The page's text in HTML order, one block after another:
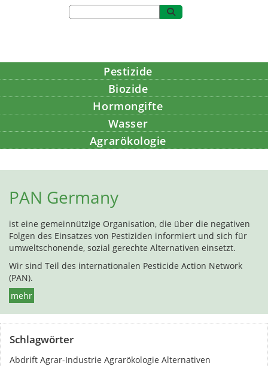
Pestizide
Biozide
Hormongifte
Wasser
Agrarökologie
PAN Germany
ist eine gemeinnützige Organisation, die über die negativen
Folgen des Einsatzes von Pestiziden informiert und sich für
umweltschonende, sozial gerechte Alternativen einsetzt.
Wir sind Teil des internationalen Pesticide Action Network
(PAN).
mehr
Schlagwörter
Abdrift Agrar-Industrie Agrarökologie Alternativen